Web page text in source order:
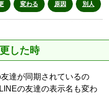
変わる 原因 別人
した時
達が同期されているの
の友達の表示名も変わ